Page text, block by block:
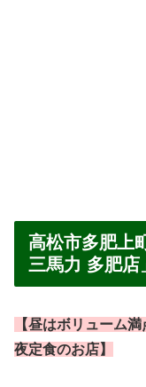
高松市多肥上
三馬力 多肥店
【昼はボリューム
夜定食のお店】